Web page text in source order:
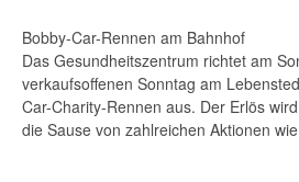
Bobby-Car-Rennen am Bahnhof
Das Gesundheitszentrum richtet am
verkaufsoffenen Sonntag am
Car-Charity-Rennen aus. Der Erlös
die Sause von zahlreichen Aktionen